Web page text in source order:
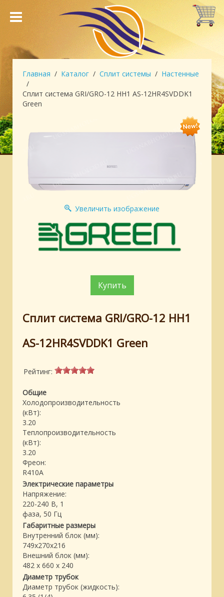
Главная Каталог Сплит системы Настенные
Сплит система GRI/GRO-12 HH1 AS-12HR4SVDDK1
Green
Увеличить изображение
Купить
Сплит система GRI/GRO-12 HH1
AS-12HR4SVDDK1 Green
Рейтинг:
Общие
Холодопроизводительность
(кВт):
3.20
Теплопроизводительность
(кВт):
3.20
Фреон:
R410A
Электрические параметры
Напряжение:
220-240 В, 1
фаза, 50 Гц
Габаритные размеры
Внутренний блок (мм):
749x270x216
Внешний блок (мм):
482 x 660 x 240
Диаметр трубок
Диаметр трубок (жидкость):